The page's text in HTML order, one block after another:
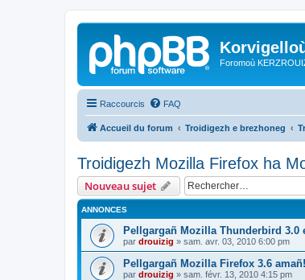
Foromoù
Raccourcis FAQ
Accueil du forum Troidigezh e brezhoneg
Troidigezh Mozilla Firefox ha
Nouveau sujet
ANNONCES
Pellgargañ Mozilla Thunderbird 3.0
par drouizig » sam. avr. 03, 2010 6:00 pm
Pellgargañ Mozilla Firefox 3.6 amañ!
par drouizig » sam. févr. 13, 2010 4:15 pm